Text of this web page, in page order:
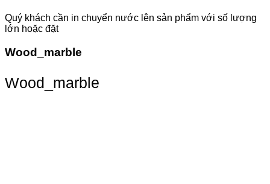
Quý khách cần in chuyển nước lên sản phẩm với số lượng
lớn hoặc đặt
Wood_marble
Wood_marble